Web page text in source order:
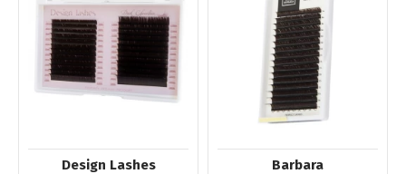
Design Lashes Barbara